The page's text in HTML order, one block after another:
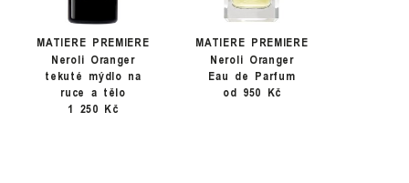
MATIERE PREMIERE
Neroli Oranger
tekuté mýdlo na
ruce a tělo
1 250 Kč
MATIERE PREMIERE
Neroli Oranger
Eau de Parfum
od 950 Kč